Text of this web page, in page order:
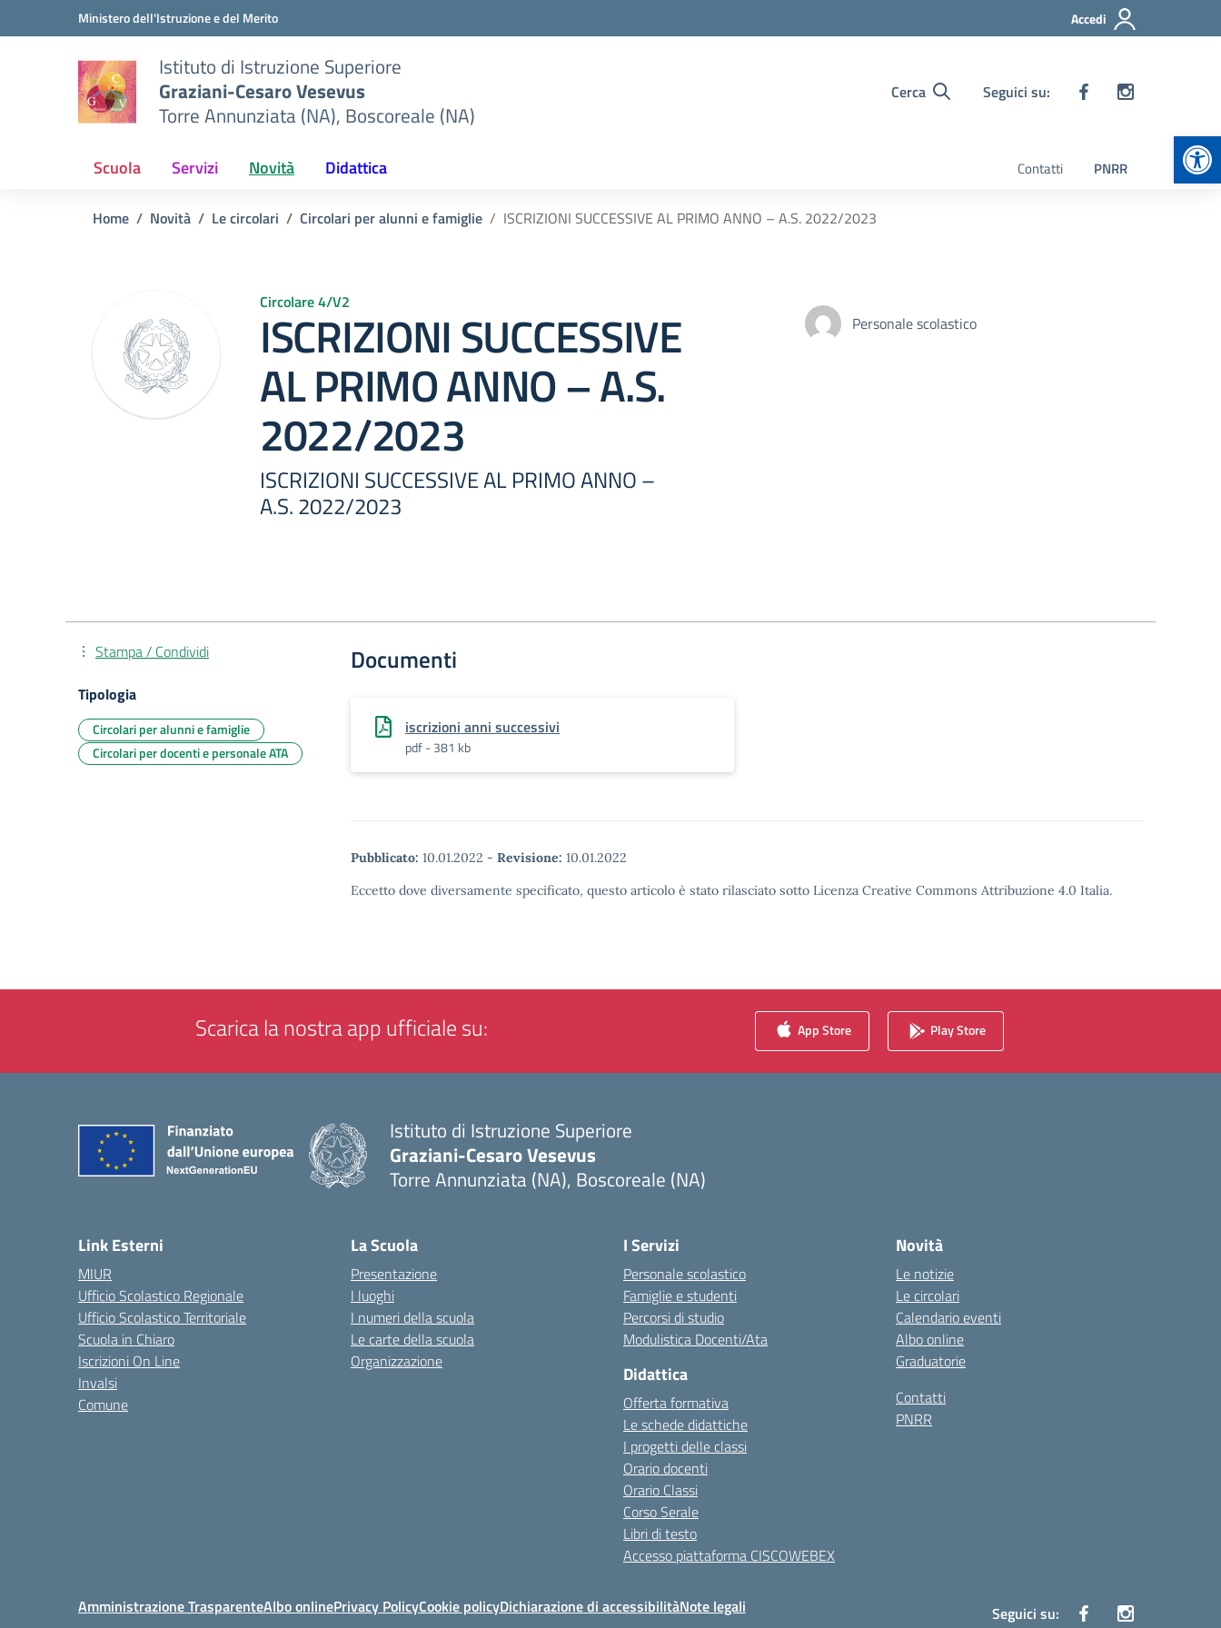
Vai ai contenuti
Vai al menu di navigazioneMinistero dell'Istruzione e del Merito Accedi
Istituto di Istruzione Superiore
Graziani-Cesaro Vesevus
Torre Annunziata (NA), Boscoreale (NA)
Cerca Seguici su:
Scuola Servizi Novità Didattica Contatti PNRR
Home Novità Le circolari Circolari per alunni e famiglie ISCRIZIONI SUCCESSIVE AL PRIMO ANNO – A.S. 2022/2023
Circolare 4/V2
ISCRIZIONI SUCCESSIVE
AL PRIMO ANNO – A.S.
2022/2023
ISCRIZIONI SUCCESSIVE AL PRIMO ANNO –
A.S. 2022/2023
Personale scolastico
Documenti
iscrizioni anni successivi
pdf - 381 kb
Pubblicato: 10.01.2022 - Revisione: 10.01.2022
Eccetto dove diversamente specificato, questo articolo è stato rilasciato sotto Licenza Creative Commons Attribuzione 4.0 Italia.
Stampa / Condividi
Tipologia
Circolari per alunni e famiglie
Circolari per docenti e personale ATA
Scarica la nostra app ufficiale su: App Store Play Store
Istituto di Istruzione Superiore
Graziani-Cesaro Vesevus
Torre Annunziata (NA), Boscoreale (NA)
Link Esterni
MIUR
Ufficio Scolastico Regionale
Ufficio Scolastico Territoriale
Scuola in Chiaro
Iscrizioni On Line
Invalsi
Comune
La Scuola
Presentazione
I luoghi
I numeri della scuola
Le carte della scuola
Organizzazione
I Servizi
Personale scolastico
Famiglie e studenti
Percorsi di studio
Modulistica Docenti/Ata
Didattica
Offerta formativa
Le schede didattiche
I progetti delle classi
Orario docenti
Orario Classi
Corso Serale
Libri di testo
Accesso piattaforma CISCOWEBEX
Novità
Le notizie
Le circolari
Calendario eventi
Albo online
Graduatorie
Contatti
PNRR
Amministrazione TrasparenteAlbo onlinePrivacy PolicyCookie policyDichiarazione di accessibilitàNote legali Seguici su: